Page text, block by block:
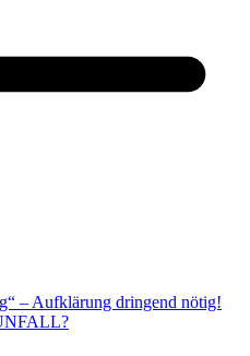
– Aufklärung dringend nötig!